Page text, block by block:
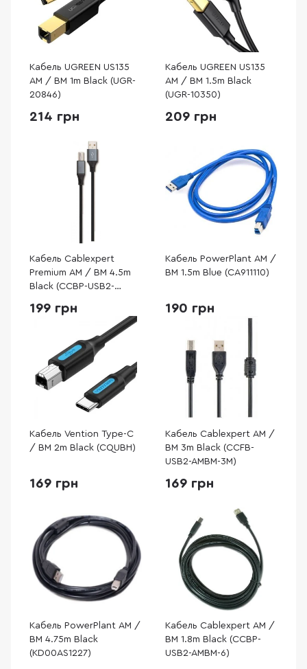
Кабель UGREEN US135
AM / BM 1m Black (UGR-
20846)
214 грн
Кабель UGREEN US135
AM / BM 1.5m Black
(UGR-10350)
209 грн
Кабель Cablexpert
Premium AM / BM 4.5m
Black (CCBP-USB2-
199 грн
Кабель PowerPlant AM /
BM 1.5m Blue (CA911110)
190 грн
Кабель Vention Type-C
/ BM 2m Black (CQUBH)
169 грн
Кабель Cablexpert AM /
BM 3m Black (CCFB-
USB2-AMBM-3M)
169 грн
Кабель PowerPlant AM /
BM 4.75m Black
(KD00AS1227)
Кабель Cablexpert AM /
BM 1.8m Black (CCBP-
USB2-AMBM-6)